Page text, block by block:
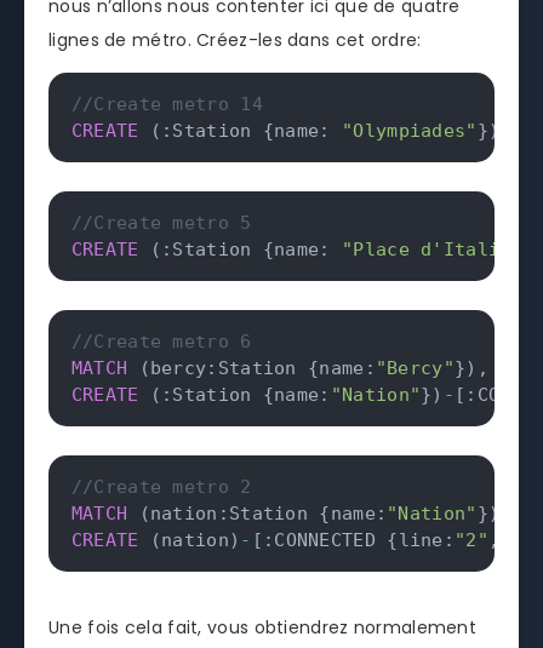
nous n’allons nous contenter ici que de quatre
lignes de métro. Créez-les dans cet ordre:
//Create metro 14
CREATE
( :Station {name: "Olympiades" })
//Create metro 5
CREATE
( :Station {name: "Place d'Italie"
//Create metro 6
MATCH
(bercy:Station {name: "Bercy"}) ,
CREATE
( :Station {name: "Nation"}) - [
//Create metro 2
MATCH
(nation:Station {name: "Nation" })
CREATE
(nation) - [ :CONNECTED {line: "2" ,
Une fois cela fait, vous obtiendrez normalement